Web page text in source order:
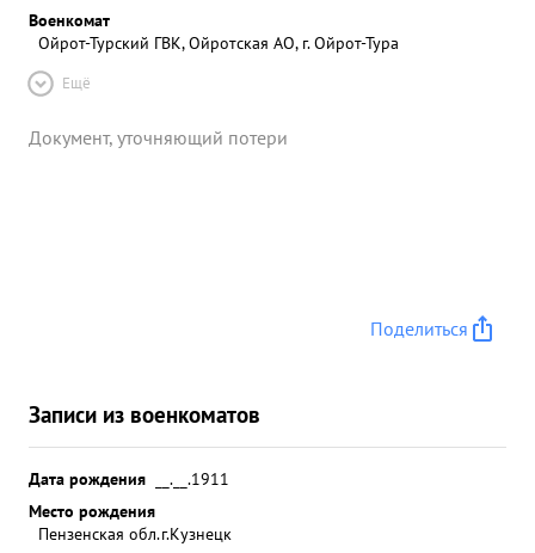
Военкомат
Ойрот-Турский ГВК, Ойротская АО, г. Ойрот-Тура
Ещё
Документ, уточняющий потери
Поделиться
Записи из военкоматов
Дата рождения
__.__.1911
Место рождения
Пензенская обл.г.Кузнецк